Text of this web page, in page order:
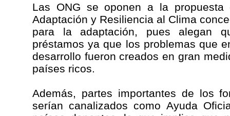
Las ONG se oponen a la
Adaptación y Resiliencia al Clima
para la adaptación, pues alegan
préstamos ya que los problemas que
desarrollo fueron creados en gran
países ricos.
Además, partes importantes de los
serían canalizados como Ayuda